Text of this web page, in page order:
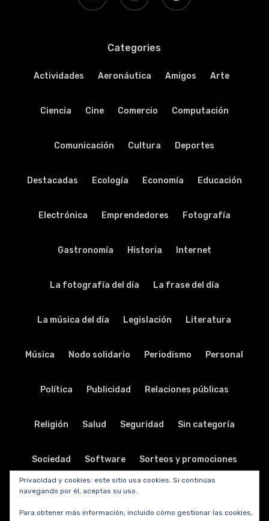
Categories
Actividades Aeronáutica Amigos Arte
Ciencia Cine Comercio Computación
Comunicación Cultura Deportes
Destacadas Ecología Economía Educación
Electrónica Emprendedores Fotografía
Gastronomía Historia Internet
La fotografía del día La frase del día
La música del día Legislación Literatura
Música Nodo solidario Periodismo Personal
Política Publicidad Relaciones públicas
Religión Salud Seguridad Sin categoría
Sociedad Software Sorteos y promociones
Tabletas Teatro
Privacidad y cookies: este sitio usa cookies. Si continúas
navegando por él, aceptas su uso.
Para obtener más información, incluido cómo gestionar las cookies,